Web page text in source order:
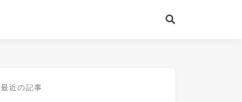
最近の記事